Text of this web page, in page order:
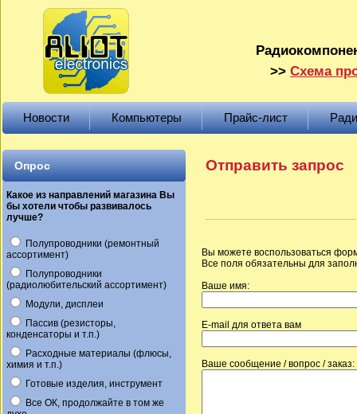
>> Схема
Новости Компьютеры Прайс-лист
Опрос
Какое из направлений магазина Вы
бы хотели чтобы развивалось
лучше?
Полупроводники (ремонтный
ассортимент)
Полупроводники
(радиолюбительский ассортимент)
Модули, дисплеи
Пассив (резисторы,
конденсаторы и т.п.)
Расходные материалы (флюсы,
химия и т.п.)
Готовые изделия, инструмент
Все ОК, продолжайте в том же
Отправить запрос
Вы можете воспользоваться
Все поля обязательны для
Ваше имя:
E-mail для ответа вам
Ваше сообщение / вопрос / заказ: